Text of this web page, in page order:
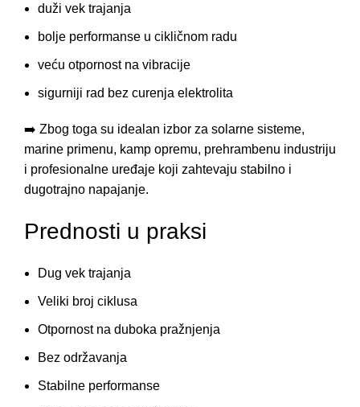
duži vek trajanja
bolje performanse u cikličnom radu
veću otpornost na vibracije
sigurniji rad bez curenja elektrolita
➡️ Zbog toga su idealan izbor za solarne sisteme,
marine primenu, kamp opremu, prehrambenu industriju
i profesionalne uređaje koji zahtevaju stabilno i
dugotrajno napajanje.
Prednosti u praksi
Dug vek trajanja
Veliki broj ciklusa
Otpornost na duboka pražnjenja
Bez održavanja
Stabilne performanse